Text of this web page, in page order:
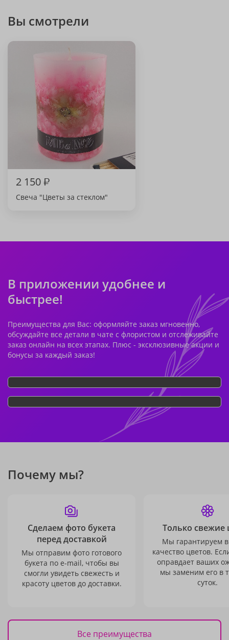
Вы смотрели
2 150₽
Свеча "Цветы за стеклом"
В приложении удобнее и
быстрее!
Преимущества для Вас: оформляйте заказ мгновенно,
обсуждайте все детали в чате с флористом и отслеживайте
заказ онлайн на всех этапах. Плюс - эксклюзивные акции и
бонусы за каждый заказ!
Почему мы?
Сделаем фото букета
перед доставкой
Мы отправим фото готового
букета по e-mail, чтобы вы
смогли увидеть свежесть и
красоту цветов до доставки.
Только свежие
Мы гарантируем
качество цветов.
оправдает ваших
мы заменим его в
суток.
Все преимущества